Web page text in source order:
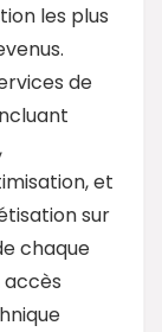
les plus
de
et
sur
chaque
accès